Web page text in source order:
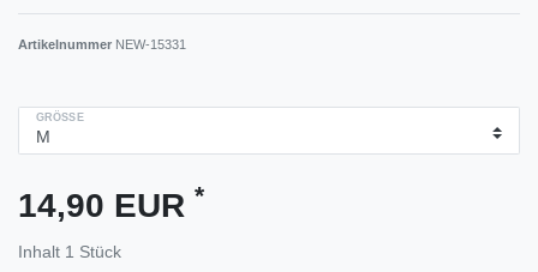
Artikelnummer NEW-15331
GRÖSSE
14,90 EUR *
Inhalt 1 Stück